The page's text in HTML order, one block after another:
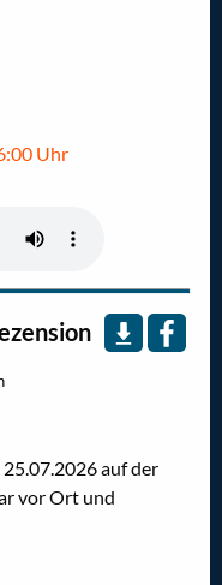
Uhr
auf der
vor Ort und